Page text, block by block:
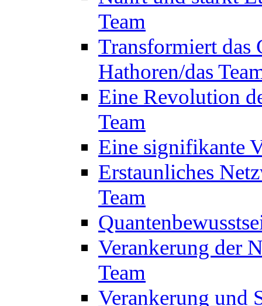
Team
Transformiert das
Hathoren/das
Eine Revolution
Team
Eine signifikante
Erstaunliches
Team
Verankerung der
Team
Verankerung und